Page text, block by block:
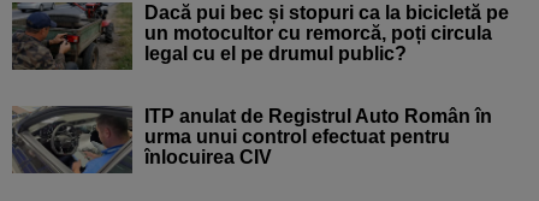
Dacă pui bec și stopuri ca la bicicletă pe
un motocultor cu remorcă, poți circula
legal cu el pe drumul public?
ITP anulat de Registrul Auto Român în
urma unui control efectuat pentru
înlocuirea CIV